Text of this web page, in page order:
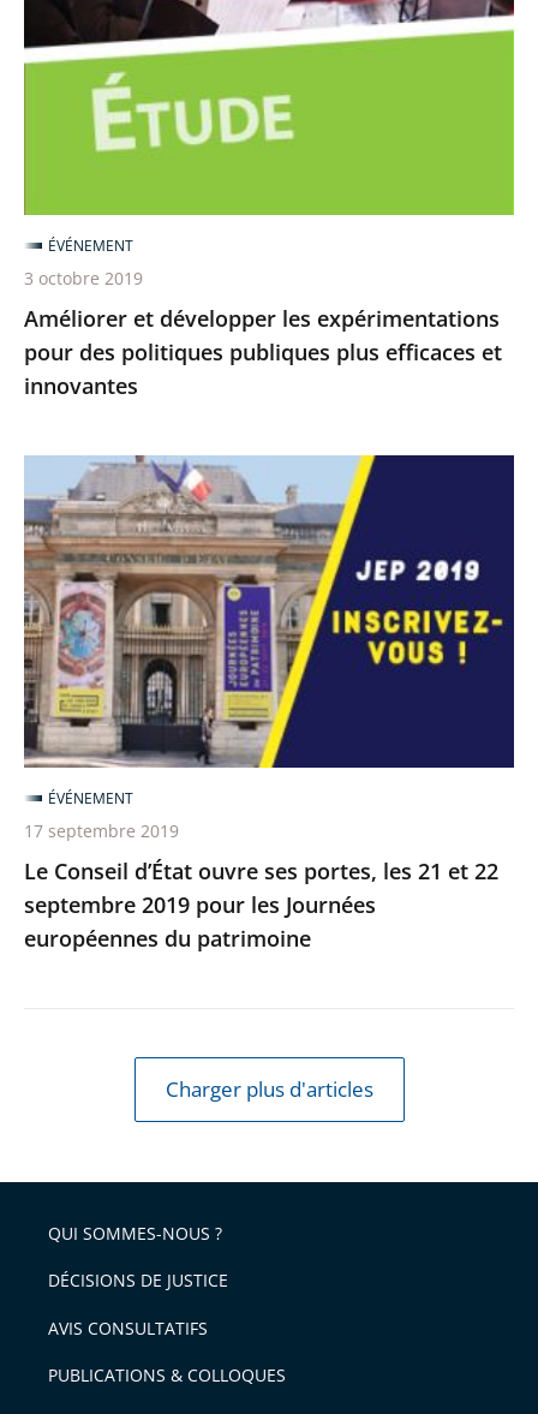
expérimentations
politiques
plus
efficaces
et
innovantes
Améliorer et développer les expérimentations
pour des politiques publiques plus efficaces et
innovantes
ÉVÉNEMENT
3 octobre 2019
Conseil
d’État
ouvre
ses
portes,
les
21
et
22
septembre
2019
pour
les
Journées
Le Conseil d’État ouvre ses portes, les 21 et 22
septembre 2019 pour les Journées
européennes du patrimoine
ÉVÉNEMENT
17 septembre 2019
Charger plus d'articles
QUI SOMMES-NOUS ?
DÉCISIONS DE JUSTICE
AVIS CONSULTATIFS
PUBLICATIONS & COLLOQUES